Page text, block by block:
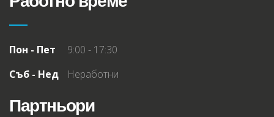
Пон - Пет
9:00 - 17:30
Съб - Нед
Неработни
Партньори